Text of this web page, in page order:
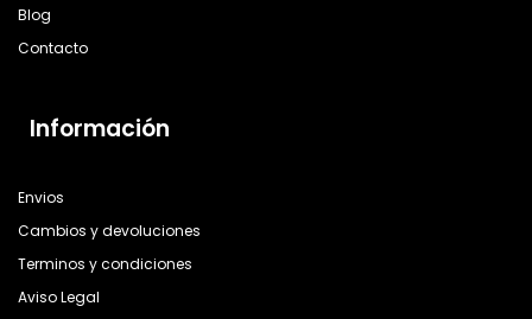
Blog
Contacto
Información
Envios
Cambios y devoluciones
Terminos y condiciones
Aviso Legal